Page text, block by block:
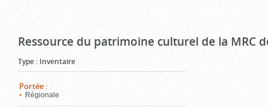
Ressource du patrimoine culturel de la MRC
Type : Inventaire
Portée :
Régionale